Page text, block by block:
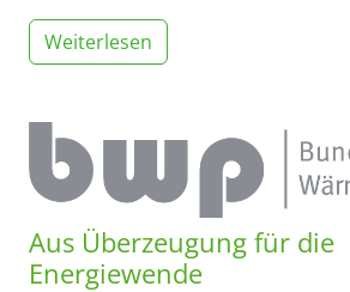
Weiterlesen
Aus Überzeugung für die
Energiewende